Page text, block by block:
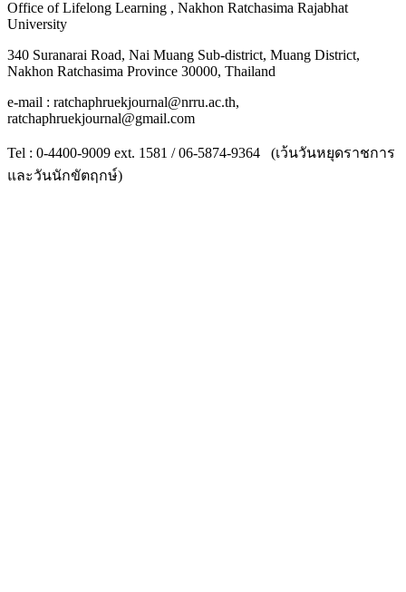
Office of Lifelong Learning , Nakhon Ratchasima Rajabhat
University
340 Suranarai Road, Nai Muang Sub-district, Muang District,
Nakhon Ratchasima Province 30000, Thailand
e-mail : ratchaphruekjournal@nrru.ac.th,
ratchaphruekjournal@gmail.com
Tel : 0-4400-9009 ext. 1581 / 06-5874-9364 (เว้นวันหยุดราชการ
และวันนักขัตฤกษ์)